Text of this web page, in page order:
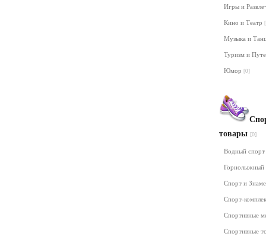
Игры и
Кино и Театр
Музыка и
Туризм и
Юмор [0]
товары [0]
Водный спорт
Горнолыжный
Спорт и
Спорт-
Спортивные
Спортивные